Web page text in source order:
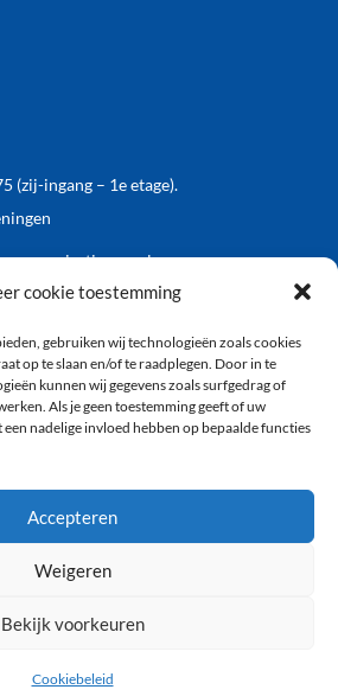
cookie toestemming
gebruiken wij technologieën zoals cookies
op te slaan en/of te raadplegen. Door in te
kunnen wij gegevens zoals surfgedrag of
Als je geen toestemming geeft of uw
nadelige invloed hebben op bepaalde functies
Accepteren
Weigeren
Bekijk voorkeuren
Cookiebeleid
(zij-ingang – 1e etage).
in op voorontwerp Kop
vergroening, wel meer aandacht
vitaliteit
de zomer ingeluid!
jarige vuurtoren tijdens
– Alle rechten voorbehouden